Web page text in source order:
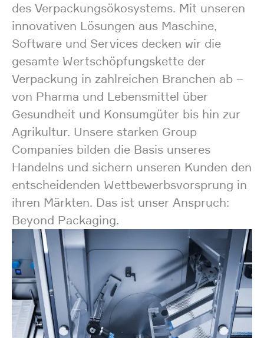
des Verpackungsökosystems. Mit unseren
innovativen Lösungen aus Maschine,
Software und Services decken wir die
gesamte Wertschöpfungskette der
Verpackung in zahlreichen Branchen ab –
von Pharma und Lebensmittel über
Gesundheit und Konsumgüter bis hin zur
Agrikultur. Unsere starken Group
Companies bilden die Basis unseres
Handelns und sichern unseren Kunden den
entscheidenden Wettbewerbsvorsprung in
ihren Märkten. Das ist unser Anspruch:
Beyond Packaging.